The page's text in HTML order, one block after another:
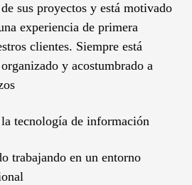
sus proyectos y está motivado
experiencia de primera
clientes. Siempre está
y acostumbrado a
tecnología de información
trabajando en un entorno